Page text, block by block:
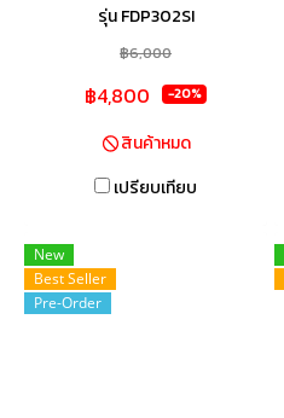
รุ่น FDP302SI
฿6,000
฿4,800 -20%
สินค้าหมด
เปรียบเทียบ
New
Best Seller
Pre-Order